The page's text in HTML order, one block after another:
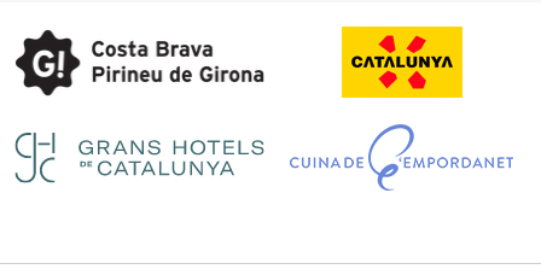
Tout accepter